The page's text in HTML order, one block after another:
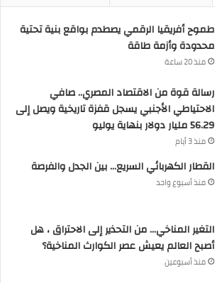
طموح أفريقيا الرقمي يصطدم بواقع بنية تحتية
محدودة وأزمة طاقة
منذ 20 ساعة
رسالة قوة من الاقتصاد المصري.. صافي
الاحتياطي الأجنبي يسجل قفزة تاريخية ويصل إلى
56.29 مليار دولار بنهاية يوليو
منذ 3 أيام
القطار الكهربائي السريع… بين الجدل والفرصة
منذ أسبوع واحد
التغير المناخي… من التحذير إلى الاحتراق ، هل
أصبح العالم يعيش عصر الكوارث المناخية؟
منذ أسبوعين